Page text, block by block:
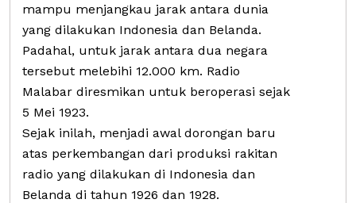
mampu menjangkau jarak antara dunia
yang dilakukan Indonesia dan Belanda.
Padahal, untuk jarak antara dua negara
tersebut melebihi 12.000 km. Radio
Malabar diresmikan untuk beroperasi sejak
5 Mei 1923.
Sejak inilah, menjadi awal dorongan baru
atas perkembangan dari produksi rakitan
radio yang dilakukan di Indonesia dan
Belanda di tahun 1926 dan 1928.